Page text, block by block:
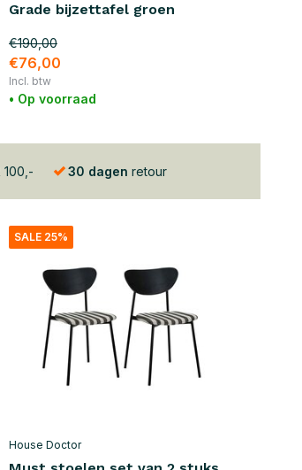
Grade bijzettafel groen
€190,00
€76,00
Incl. btw
• Op voorraad
100,- 30 dagen retour
SALE 25%
House Doctor